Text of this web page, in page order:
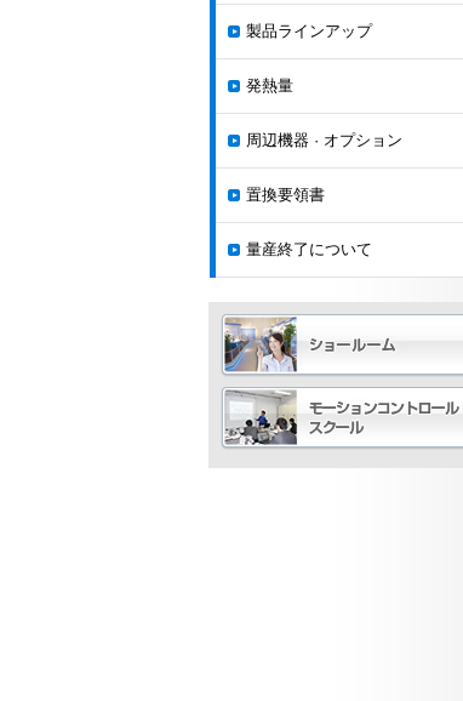
製品ラインアップ
発熱量
周辺機器 · オプション
置換要領書
量産終了について